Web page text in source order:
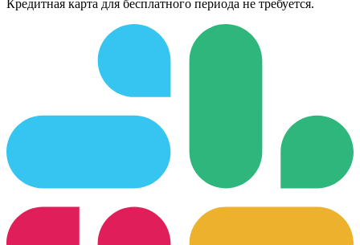
Кредитная карта для бесплатного периода не требуется.